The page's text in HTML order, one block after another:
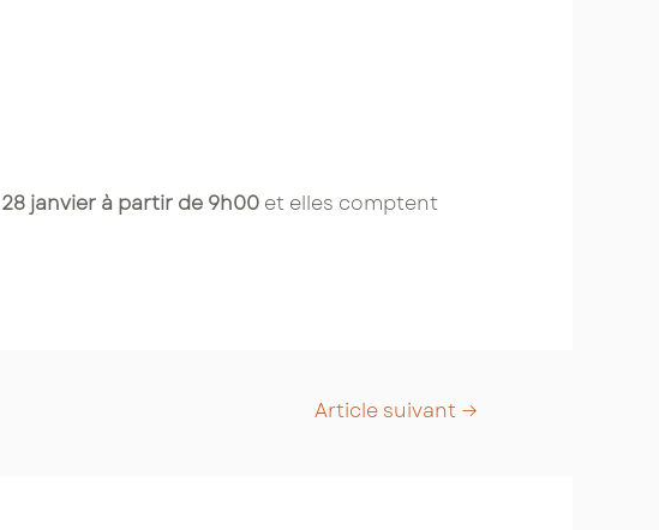
janvier à partir de 9h00et elles comptent
Article suivant →